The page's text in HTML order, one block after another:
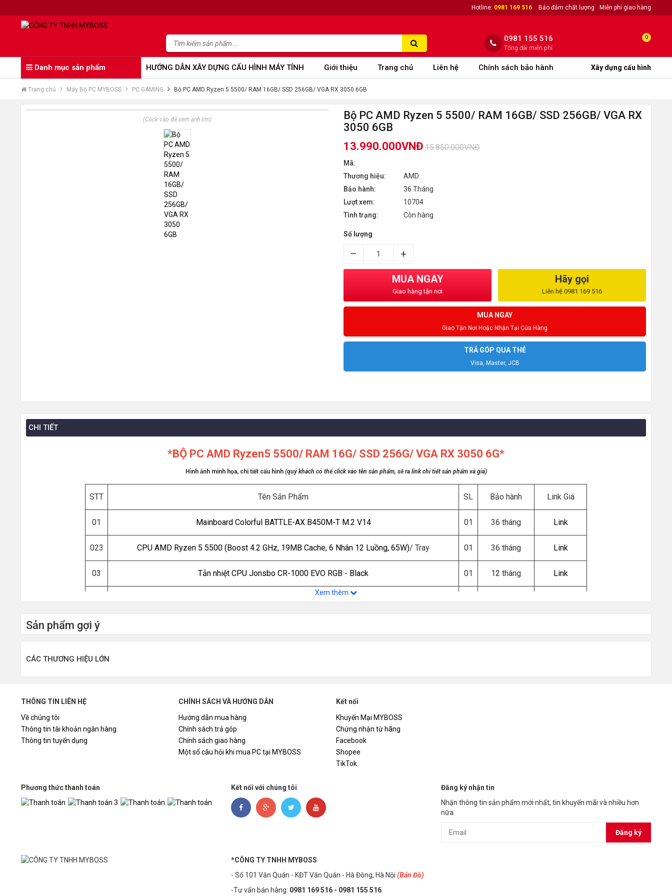
Hotline: 0981 169 516 Bảo đảm chất lượng Miễn phí giao hàng
0981 155 516
Tổng đài miễn phí
0
Danh mục sản phẩm HƯỚNG DẪN XÂY DỰNG CẤU HÌNH MÁY TÍNH Giới thiệu Trang chủ Liên hệ Chính sách bảo hành Xây dựng cấu hình
Trang chủ Máy Bộ PC MYBOSS PC GAMING Bộ PC AMD Ryzen 5 5500/ RAM 16GB/ SSD 256GB/ VGA RX 3050 6GB
(Click vào để xem ảnh lớn)
Bộ PC AMD Ryzen 5 5500/ RAM 16GB/ SSD 256GB/ VGA RX
3050 6GB
13.990.000VNĐ 15.850.000VNĐ
Mã:
Thương hiệu:
AMD
Bảo hành:
36 Tháng
Lượt xem:
10704
Tình trạng:
Còn hàng
Số lượng
– +
MUA NGAY
Giao hàng tận nơi
Hãy gọi
Liên hệ 0981 169 516
MUA NGAY
Giao Tận Nơi Hoặc Nhận Tại Cửa Hàng
TRẢ GÓP QUA THẺ
Visa, Master, JCB
CHI TIẾT
*BỘ PC AMD Ryzen5 5500/ RAM 16G/ SSD 256G/ VGA RX 3050 6G*
Hình ảnh minh họa, chi tiết cấu hình (quý khách có thể click vào tên sản phẩm, sẽ ra link chi tiết sản phẩm và giá)
STT Tên Sản Phẩm SL Bảo hành Link Giá
01 Mainboard Colorful BATTLE-AX B450M-T M.2 V14 01 36 tháng Link
023 CPU AMD Ryzen 5 5500 (Boost 4.2 GHz, 19MB Cache, 6 Nhân 12 Luồng, 65W)/ Tray 01 36 tháng Link
03 Tản nhiệt CPU Jonsbo CR-1000 EVO RGB - Black 01 12 tháng Link
RAM HIKSEMI Armor 16GB DDR4 3200MHz - Kẹp Tản
05
Vỏ Case KENOO ESPORT MCK100 Black (Tặng 3 Fan Led RGB)
*QUÝ KHÁCH CHỌN 1 TRONG 2 KM SAU:
GIÁ BÁN: 15.850.000đ
*KHUYẾN MẠI 2:
- TẶNG Bàn phím giả cơ DareU LK 145 RGB, TẶNG Chuột Logitech G102 Gen2, TẶNG Tai nghe DareU 416 RGB
https://myboss.vn/chung-nhan-tu-hang.--a15.html
Xem thêm
Sản phẩm gợi ý
CÁC THƯƠNG HIỆU LỚN
THÔNG TIN LIÊN HỆ
Về chúng tôi
Thông tin tài khoản ngân hàng
Thông tin tuyển dụng
CHÍNH SÁCH VÀ HƯỚNG DẪN
Hướng dẫn mua hàng
Chính sách trả góp
Chính sách giao hàng
Một số câu hỏi khi mua PC tại MYBOSS
Kết nối
Khuyến Mại MYBOSS
Chứng nhận từ hãng
Facebook
Shopee
TikTok
Phương thức thanh toán Kết nối với chúng tôi
Đăng ký nhận tin
Nhận thông tin sản phẩm mới nhất, tin khuyến mãi và nhiều hơn
nữa.
Đăng ký
*CÔNG TY TNHH MYBOSS
- Số 101 Văn Quán - KĐT Văn Quán - Hà Đông, Hà Nội (Bản Đồ)
-Tư vấn bán hàng: 0981 169 516 - ​0981 155 516